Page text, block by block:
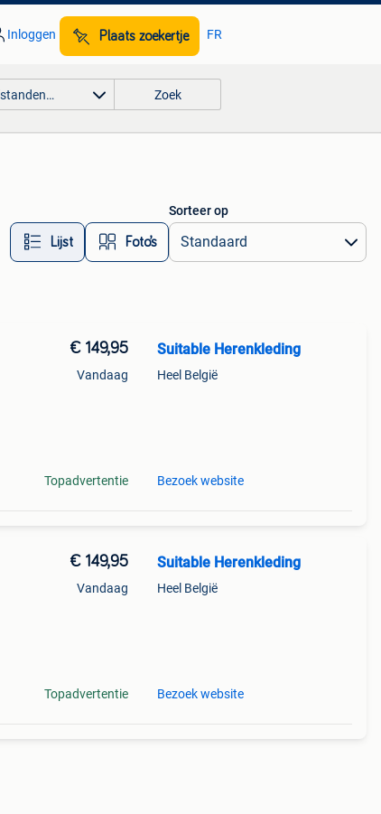
Inloggen Plaats zoekertje FR
Zoek
Lijst Foto’s
Sorteer op
€ 149,95
Vandaag
Topadvertentie
Suitable Herenkleding
Heel België
Bezoek website
€ 149,95
Vandaag
Topadvertentie
Suitable Herenkleding
Heel België
Bezoek website